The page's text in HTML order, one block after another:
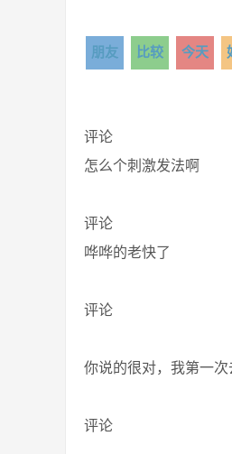
朋友 比较 今天
评论
怎么个刺激发法啊
评论
哗哗的老快了
评论
你说的很对，我第一
评论